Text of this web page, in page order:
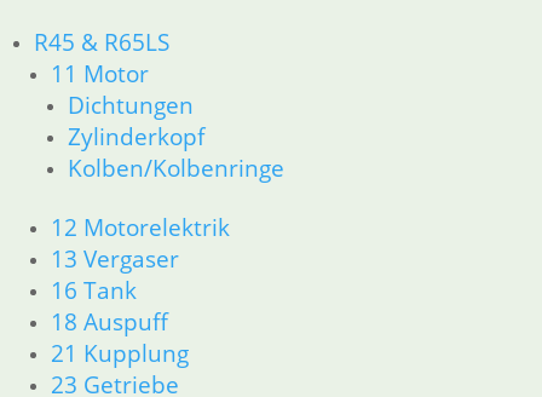
R45 & R65LS
11 Motor
Dichtungen
Zylinderkopf
Kolben/Kolbenringe
12 Motorelektrik
13 Vergaser
16 Tank
18 Auspuff
21 Kupplung
23 Getriebe